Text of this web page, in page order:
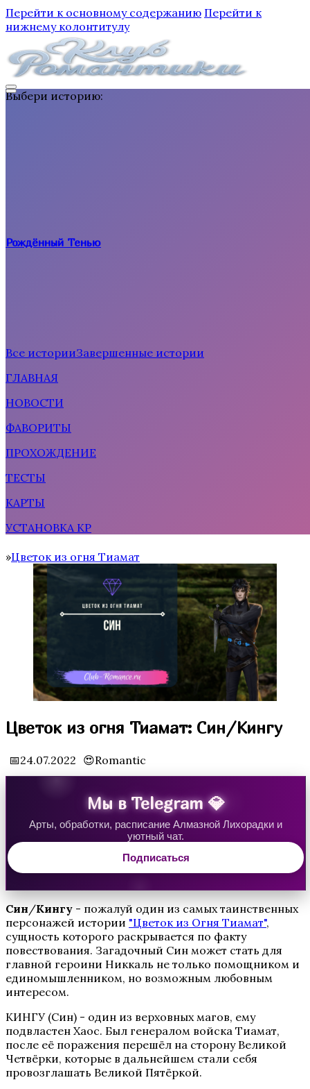
Перейти к основному содержанию Перейти к
нижнему колонтитулу
Выбери историю:
Рождённый Тенью
Водяная Лилия
Аверрис: Дитя Разлома
Бюро Параллельных Миров. Том 2
Все историиЗавершенные истории
ГЛАВНАЯ
НОВОСТИ
ФАВОРИТЫ
ПРОХОЖДЕНИЕ
ТЕСТЫ
КАРТЫ
УСТАНОВКА КР
Home
Цветок из огня Тиамат
Цветок из огня Тиамат: Син/Кингу
📅24.07.2022 😍Romantic
Мы в Telegram 💎
Арты, обработки, расписание Алмазной Лихорадки и
уютный чат.
Подписаться
Син /Кингу - пожалуй один из самых таинственных
персонажей истории "Цветок из Огня Тиамат",
сущность которого раскрывается по факту
повествования. Загадочный Син может стать для
главной героини Никкаль не только помощником и
единомышленником, но возможным любовным
интересом.
КИНГУ (Син) - один из верховных магов, ему
подвластен Хаос. Был генералом войска Тиамат,
после её поражения перешёл на сторону Великой
Четвёрки, которые в дальнейшем стали себя
провозглашать Великой Пятёркой.